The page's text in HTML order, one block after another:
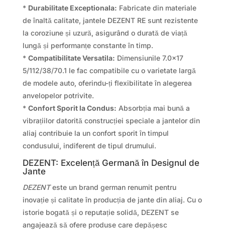
* Durabilitate Exceptionala: Fabricate din materiale
de înaltă calitate, jantele DEZENT RE sunt rezistente
la coroziune și uzură, asigurând o durată de viață
lungă și performanțe constante în timp.
* Compatibilitate Versatila: Dimensiunile 7.0×17
5/112/38/70.1 le fac compatibile cu o varietate largă
de modele auto, oferindu-ți flexibilitate în alegerea
anvelopelor potrivite.
* Confort Sporit la Condus: Absorbția mai bună a
vibrațiilor datorită construcției speciale a jantelor din
aliaj contribuie la un confort sporit în timpul
condusului, indiferent de tipul drumului.
DEZENT: Excelență Germană în Designul de
Jante
DEZENTeste un brand german renumit pentru
inovație și calitate în producția de jante din aliaj. Cu o
istorie bogată și o reputație solidă, DEZENT se
angajează să ofere produse care depășesc